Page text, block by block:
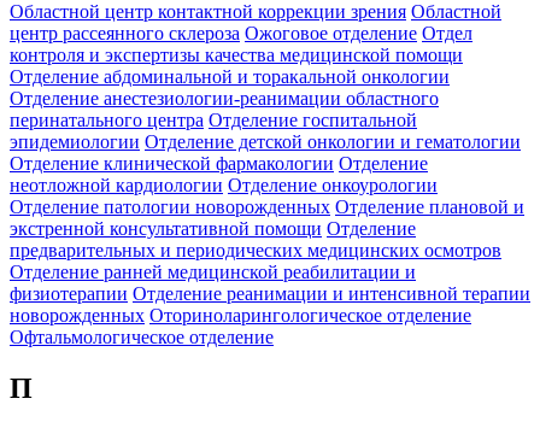
Областной центр контактной коррекции зрения Областной
центр рассеянного склероза Ожоговое отделение Отдел
контроля и экспертизы качества медицинской помощи
Отделение абдоминальной и торакальной онкологии
Отделение анестезиологии-реанимации областного
перинатального центра Отделение госпитальной
эпидемиологии Отделение детской онкологии и гематологии
Отделение клинической фармакологии Отделение
неотложной кардиологии Отделение онкоурологии
Отделение патологии новорожденных Отделение плановой и
экстренной консультативной помощи Отделение
предварительных и периодических медицинских осмотров
Отделение ранней медицинской реабилитации и
физиотерапии Отделение реанимации и интенсивной терапии
новорожденных Оториноларингологическое отделение
Офтальмологическое отделение
П